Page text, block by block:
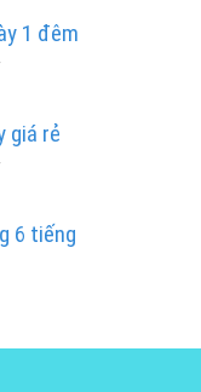
1 đêm
giá rẻ
6 tiếng